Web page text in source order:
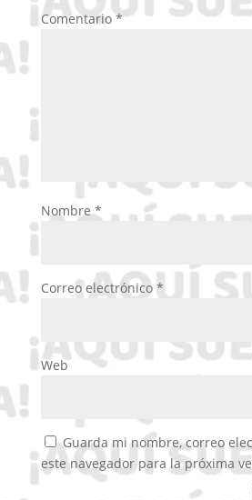
Comentario *
Nombre*
Correo electrónico *
Web
Guarda mi nombre, correo
este navegador para la próxima